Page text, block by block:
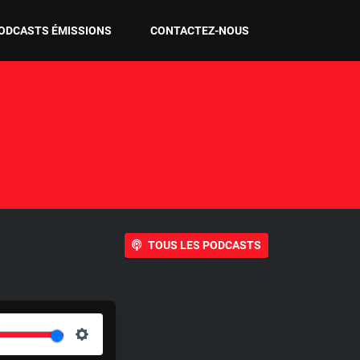
ÉMISSIONS CONTACTEZ-NOUS
TOUS LES PODCASTS
S